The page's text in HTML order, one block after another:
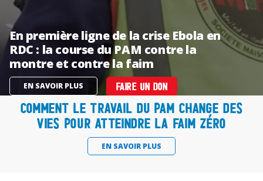
En première ligne de la crise Ebola en
RDC : la course du PAM contre la
montre et contre la faim
EN SAVOIR PLUS FAIRE UN DON
Comment le travail du PAM change des
vies pour atteindre la faim zéro
EN SAVOIR PLUS